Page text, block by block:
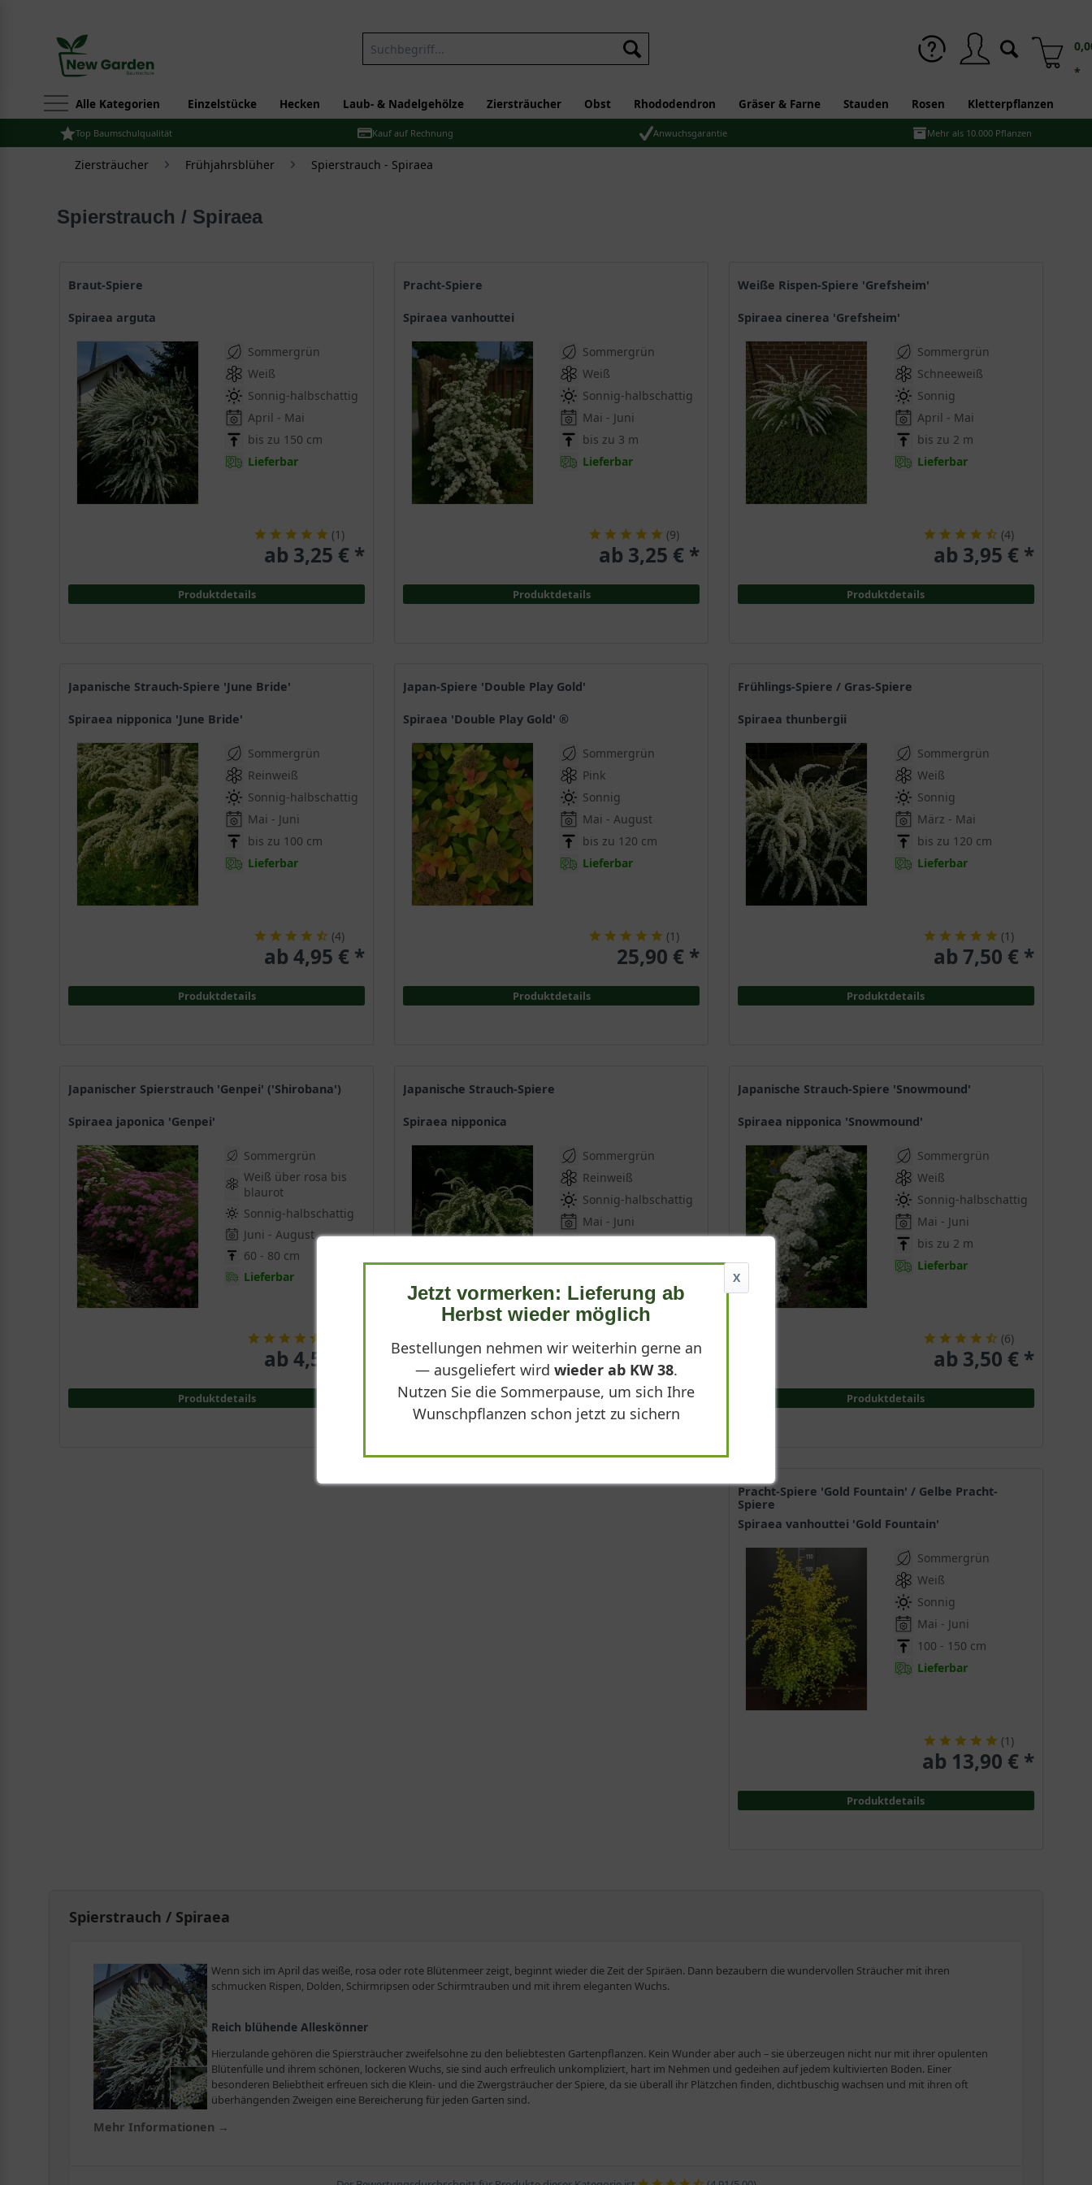
*
Alle Kategorien Einzelstücke Hecken Laub- & Nadelgehölze Ziersträucher Obst Rhododendron Gräser & Farne Stauden Rosen Kletterpflanzen
Top Baumschulqualität Kauf auf Rechnung Anwuchsgarantie Mehr als 10.000 Pflanzen
Ziersträucher Frühjahrsblüher Spierstrauch - Spiraea
Spierstrauch / Spiraea
Weiße Rispen-Spiere 'Grefsheim'
Spiraea cinerea 'Grefsheim'
Sommergrün
Schneeweiß
Sonnig
April - Mai
bis zu 2 m
Lieferbar
(4)
ab 3,95 € *
Produktdetails
Pracht-Spiere
Spiraea vanhouttei
Sommergrün
Weiß
Sonnig-halbschattig
Mai - Juni
bis zu 3 m
Lieferbar
(9)
ab 3,25 € *
Produktdetails
Braut-Spiere
Spiraea arguta
Sommergrün
Weiß
Sonnig-halbschattig
April - Mai
bis zu 150 cm
Lieferbar
(1 )
ab 3,25 € *
Produktdetails
Frühlings-Spiere / Gras-Spiere
Spiraea thunbergii
Sommergrün
Weiß
Sonnig
März - Mai
bis zu 120 cm
Lieferbar
(1 )
ab 7,50 € *
Produktdetails
Japan-Spiere 'Double Play Gold'
Spiraea 'Double Play Gold' ®
Sommergrün
Pink
Sonnig
Mai - August
bis zu 120 cm
Lieferbar
(1 )
25,90 € *
Produktdetails
Japanische Strauch-Spiere 'June Bride'
Spiraea nipponica 'June Bride'
Sommergrün
Reinweiß
Sonnig-halbschattig
Mai - Juni
bis zu 100 cm
Lieferbar
(4)
ab 4,95 € *
Produktdetails
Japanische Strauch-Spiere 'Snowmound'
Spiraea nipponica 'Snowmound'
Sommergrün
Weiß
Sonnig-halbschattig
Mai - Juni
bis zu 2 m
Lieferbar
(6)
ab 3,50 € *
Produktdetails
Japanische Strauch-Spiere
Spiraea nipponica
Sommergrün
Reinweiß
Sonnig-halbschattig
Mai - Juni
Lieferbar
ab 4,25 € *
Produktdetails
Japanischer Spierstrauch 'Genpei' ('Shirobana')
Spiraea japonica 'Genpei'
Sommergrün
Weiß über rosa bis
blaurot
Sonnig-halbschattig
Juni - August
60 - 80 cm
Lieferbar
ab 4,50 € *
Produktdetails
Pracht-Spiere 'Gold Fountain' / Gelbe Pracht-
Spiere
Spiraea vanhouttei 'Gold Fountain'
Sommergrün
Weiß
Sonnig
Mai - Juni
100 - 150 cm
Lieferbar
(1 )
ab 13,90 € *
Produktdetails
Spierstrauch / Spiraea
Wenn sich im April das weiße, rosa oder rote Blütenmeer zeigt, beginnt wieder die Zeit der Spiräen. Dann bezaubern die wundervollen Sträucher mit ihren
schmucken Rispen, Dolden, Schirmripsen oder Schirmtrauben und mit ihrem eleganten Wuchs.
Reich blühende Alleskönner
Hierzulande gehören die Spiersträucher zweifelsohne zu den beliebtesten Gartenpflanzen. Kein Wunder aber auch – sie überzeugen nicht nur mit ihrer opulenten
Blütenfülle und ihrem schönen, lockeren Wuchs, sie sind auch erfreulich unkompliziert, hart im Nehmen und gedeihen auf jedem kultivierten Boden. Einer
besonderen Beliebtheit erfreuen sich die Klein- und die Zwergsträucher der Spiere, da sie überall ihr Plätzchen finden, dichtbuschig wachsen und mit ihren oft
überhängenden Zweigen eine Bereicherung für jeden Garten sind.
Mehr Informationen →
X
Jetzt vormerken: Lieferung ab
Herbst wieder möglich
Bestellungen nehmen wir weiterhin gerne an
— ausgeliefert wird wieder ab KW 38.
Nutzen Sie die Sommerpause, um sich Ihre
Wunschpflanzen schon jetzt zu sichern